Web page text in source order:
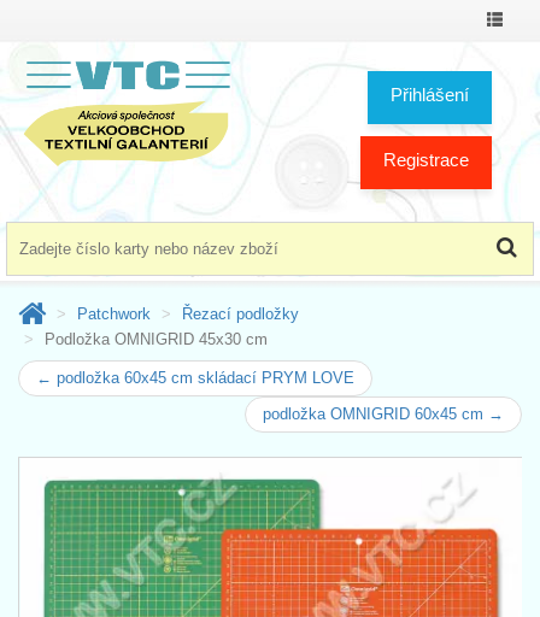
Přihlášení
Registrace
Patchwork
Řezací podložky
Podložka OMNIGRID 45x30 cm
← podložka 60x45 cm skládací PRYM LOVE
podložka OMNIGRID 60x45 cm →